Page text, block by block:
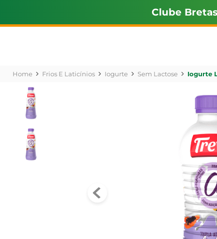
Clube Bretas
Frios E Laticínios Iogurte Sem Lactose Iogurte